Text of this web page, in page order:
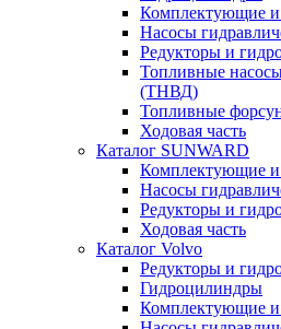
Комплектующие и
Насосы
Редукторы и
Топливные
(ТНВД)
Топливные
Ходовая часть
Каталог SUNWARD
Комплектующие и
Насосы
Редукторы и
Ходовая часть
Каталог Volvo
Редукторы и
Гидроцилиндры
Комплектующие и